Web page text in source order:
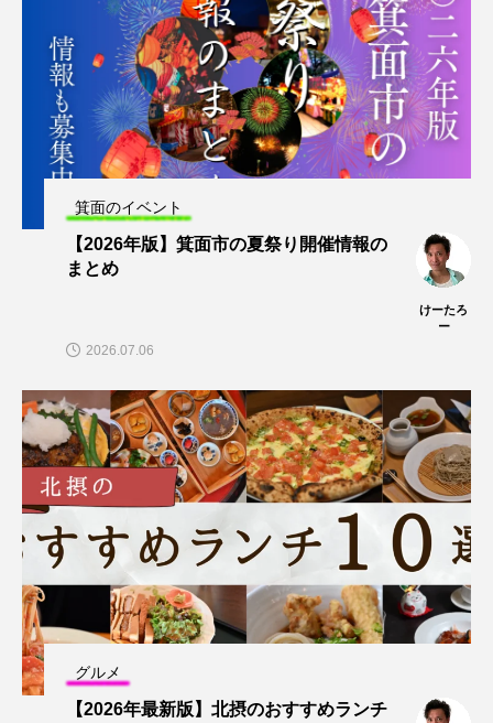
箕面のイベント
【2026年版】箕面市の夏祭り開催情報の
まとめ
けーたろ
ー
2026.07.06
グルメ
【2026年最新版】北摂のおすすめランチ